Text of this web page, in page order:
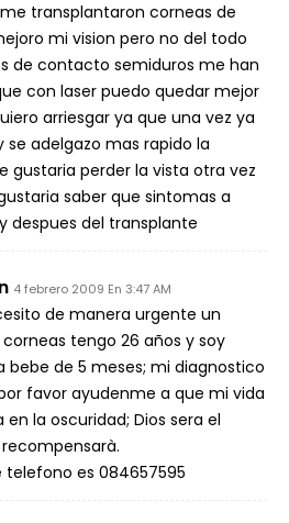
transplantaron corneas de
mi vision pero no del todo
de contacto semiduros me han
con laser puedo quedar mejor
arriesgar ya que una vez ya
se adelgazo mas rapido la
gustaria perder la vista otra vez
saber que sintomas a
despues del transplante
4 febrero 2009 En 3:47 AM
de manera urgente un
tengo 26 años y soy
bebe de 5 meses; mi diagnostico
favor ayudenme a que mi vida
en la oscuridad; Dios sera el
telefono es 084657595